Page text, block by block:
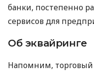
банки, постепенно
сервисов для
Об эквайринге
Напомним, торговый